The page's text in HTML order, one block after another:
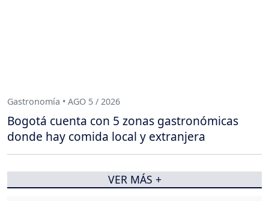
Gastronomía • AGO 5 / 2026
Bogotá cuenta con 5 zonas gastronómicas
donde hay comida local y extranjera
VER MÁS +